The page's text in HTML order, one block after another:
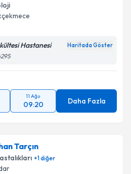
Hastanesi Haritada Göster
11 Ağu
09:20 Daha Fazla
Tarçın
+1diğer